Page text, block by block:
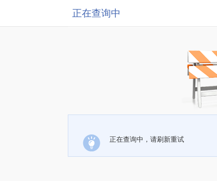
正在查询中
正在查询中，请刷新重试